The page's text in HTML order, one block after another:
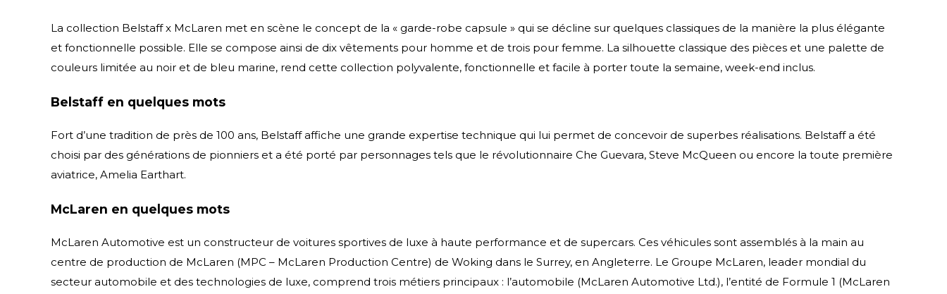
La collection Belstaff x McLaren met en scène le concept de la « garde-robe capsule » qui se décline sur quelques classiques de la manière la plus élégante
et fonctionnelle possible. Elle se compose ainsi de dix vêtements pour homme et de trois pour femme. La silhouette classique des pièces et une palette de
couleurs limitée au noir et de bleu marine, rend cette collection polyvalente, fonctionnelle et facile à porter toute la semaine, week-end inclus.
Belstaff en quelques mots
Fort d’une tradition de près de 100 ans, Belstaff affiche une grande expertise technique qui lui permet de concevoir de superbes réalisations. Belstaff a été
choisi par des générations de pionniers et a été porté par personnages tels que le révolutionnaire Che Guevara, Steve McQueen ou encore la toute première
aviatrice, Amelia Earthart.
McLaren en quelques mots
McLaren Automotive est un constructeur de voitures sportives de luxe à haute performance et de supercars. Ces véhicules sont assemblés à la main au
centre de production de McLaren (MPC – McLaren Production Centre) de Woking dans le Surrey, en Angleterre. Le Groupe McLaren, leader mondial du
secteur automobile et des technologies de luxe, comprend trois métiers principaux : l’automobile (McLaren Automotive Ltd.), l’entité de Formule 1 (McLaren